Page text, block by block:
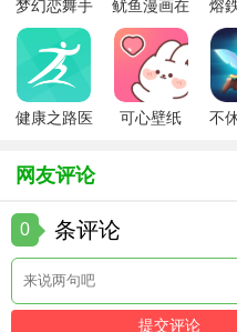
及时收集并合理使用，可以
3. 双人合作与策略搭配：
的不同能力和技能，相互配
观察和解谜，寻找线索和道
双子：暗影忍者点评
双子：暗影忍者以其独特的
深度的剧情背景以及精美的
喜爱。游戏不仅考验玩家的
梦幻恋舞手
游
鱿鱼漫画在
线版
熔
健康之路医
可心壁纸
不
网友评论
0 条评论